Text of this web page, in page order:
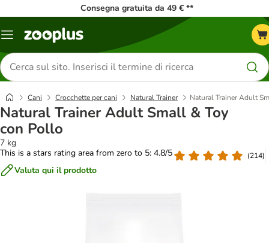
Consegna gratuita da 49 € **
Overview
Cerca
prodotti
Cani Crocchette per cani Natural Trainer Natural Trainer Adult
Natural Trainer Adult Small & Toy
con Pollo
7 kg
This is a stars rating area from zero to 5: 4.8/5
(214)
Valuta qui il prodotto